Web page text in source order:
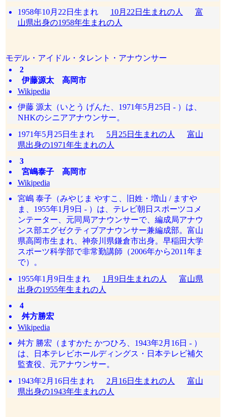
1958年10月22日生まれ 10月22日生まれの人
富
山県出身の1958年生まれの人
モデル・アイドル・タレント・アナウンサー
2
伊藤源太 高岡市
Wikipedia
伊藤 源太（いとう げんた、1971年5月25日 - ）は、
NHKのシニアアナウンサー。
1971年5月25日生まれ 5月25日生まれの人
富山
県出身の1971年生まれの人
3
宮嶋泰子 高岡市
Wikipedia
宮嶋 泰子（みやじま やすこ、旧姓・増山 / ますや
ま、1955年1月9日 - ）は、テレビ朝日スポーツコメ
ンテーター、元同局アナウンサーで、編成局アナウ
ンス部エグゼクティブアナウンサー兼編成部。富山
県高岡市生まれ、神奈川県鎌倉市出身。早稲田大学
スポーツ科学部で非常勤講師（2006年から2011年ま
で）。
1955年1月9日生まれ 1月9日生まれの人
富山県
出身の1955年生まれの人
4
舛方勝宏
Wikipedia
舛方 勝宏（ますかた かつひろ、1943年2月16日 - ）
は、日本テレビホールディングス・日本テレビ補欠
監査役、元アナウンサー。
1943年2月16日生まれ 2月16日生まれの人
富山
県出身の1943年生まれの人